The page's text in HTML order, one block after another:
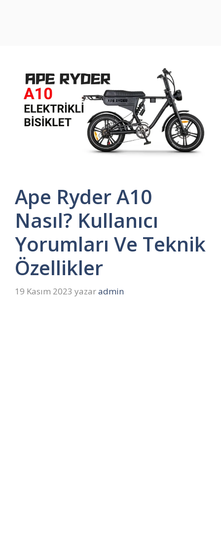
Ape Ryder A10
Nasıl? Kullanıcı
Yorumları Ve Teknik
Özellikler
19 Kasım 2023 yazaradmin